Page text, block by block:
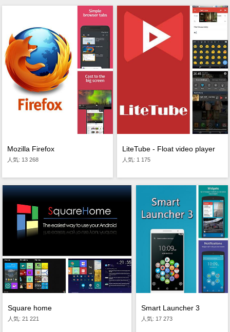
Mozilla Firefox
人気: 13 268
LiteTube - Float video player
人気: 1 175
Square home
人気: 21 221
Smart Launcher 3
人気: 17 273